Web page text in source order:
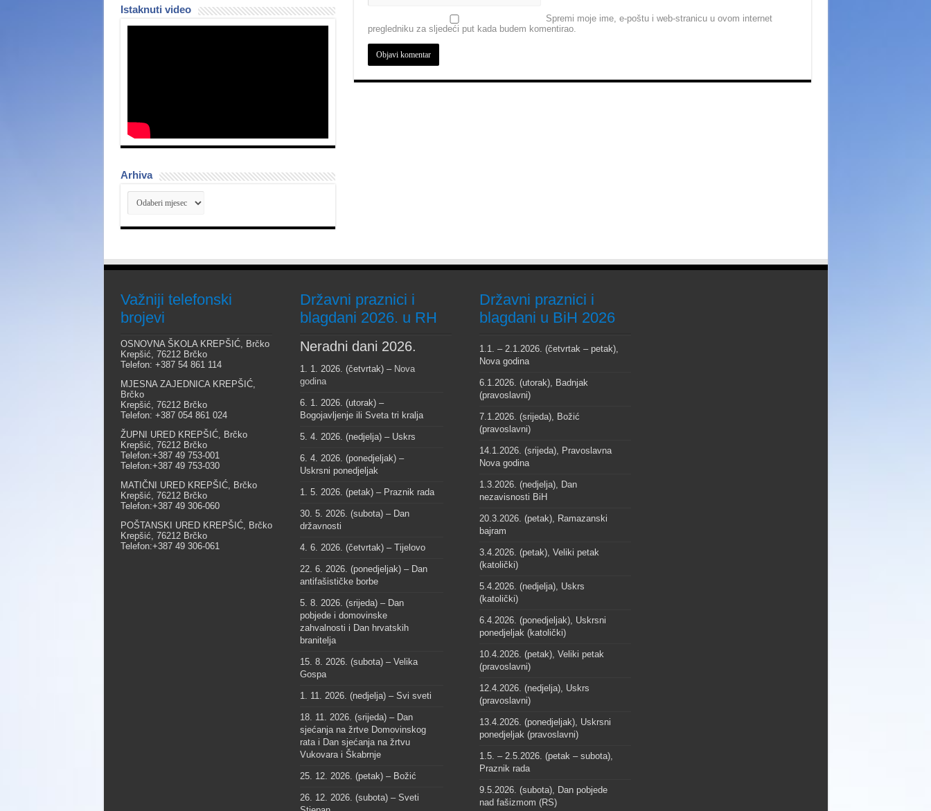
Spremi moje ime, e-poštu i web-stranicu u ovom internet
pregledniku za sljedeći put kada budem komentirao.
Istaknuti video
Arhiva
Arhiva
Važniji telefonski
brojevi
OSNOVNA ŠKOLA KREPŠIĆ, Brčko
Krepšić, 76212 Brčko
Telefon: +387 54 861 114
MJESNA ZAJEDNICA KREPŠIĆ,
Brčko
Krepšić, 76212 Brčko
Telefon: +387 054 861 024
ŽUPNI URED KREPŠIĆ, Brčko
Krepšić, 76212 Brčko
Telefon:+387 49 753-001
Telefon:+387 49 753-030
MATIČNI URED KREPŠIĆ, Brčko
Krepšić, 76212 Brčko
Telefon:+387 49 306-060
POŠTANSKI URED KREPŠIĆ, Brčko
Krepšić, 76212 Brčko
Telefon:+387 49 306-061
Državni praznici i
blagdani 2026. u RH
Neradni dani 2026.
1. 1. 2026. (četvrtak) – Nova
godina
6. 1. 2026. (utorak) –
Bogojavljenje ili Sveta tri kralja
5. 4. 2026. (nedjelja) – Uskrs
6. 4. 2026. (ponedjeljak) –
Uskrsni ponedjeljak
1. 5. 2026. (petak) – Praznik rada
30. 5. 2026. (subota) – Dan
državnosti
4. 6. 2026. (četvrtak) – Tijelovo
22. 6. 2026. (ponedjeljak) – Dan
antifašističke borbe
5. 8. 2026. (srijeda) – Dan
pobjede i domovinske
zahvalnosti i Dan hrvatskih
branitelja
15. 8. 2026. (subota) – Velika
Gospa
1. 11. 2026. (nedjelja) – Svi sveti
18. 11. 2026. (srijeda) – Dan
sjećanja na žrtve Domovinskog
rata i Dan sjećanja na žrtvu
Vukovara i Škabrnje
25. 12. 2026. (petak) – Božić
26. 12. 2026. (subota) – Sveti
Državni praznici i
blagdani u BiH 2026
1.1. – 2.1.2026. (četvrtak – petak),
Nova godina
6.1.2026. (utorak), Badnjak
(pravoslavni)
7.1.2026. (srijeda), Božić
(pravoslavni)
14.1.2026. (srijeda), Pravoslavna
Nova godina
1.3.2026. (nedjelja), Dan
nezavisnosti BiH
20.3.2026. (petak), Ramazanski
bajram
3.4.2026. (petak), Veliki petak
(katolički)
5.4.2026. (nedjelja), Uskrs
(katolički)
6.4.2026. (ponedjeljak), Uskrsni
ponedjeljak (katolički)
10.4.2026. (petak), Veliki petak
(pravoslavni)
12.4.2026. (nedjelja), Uskrs
(pravoslavni)
13.4.2026. (ponedjeljak), Uskrsni
ponedjeljak (pravoslavni)
1.5. – 2.5.2026. (petak – subota),
Praznik rada
9.5.2026. (subota), Dan pobjede
nad fašizmom (RS)